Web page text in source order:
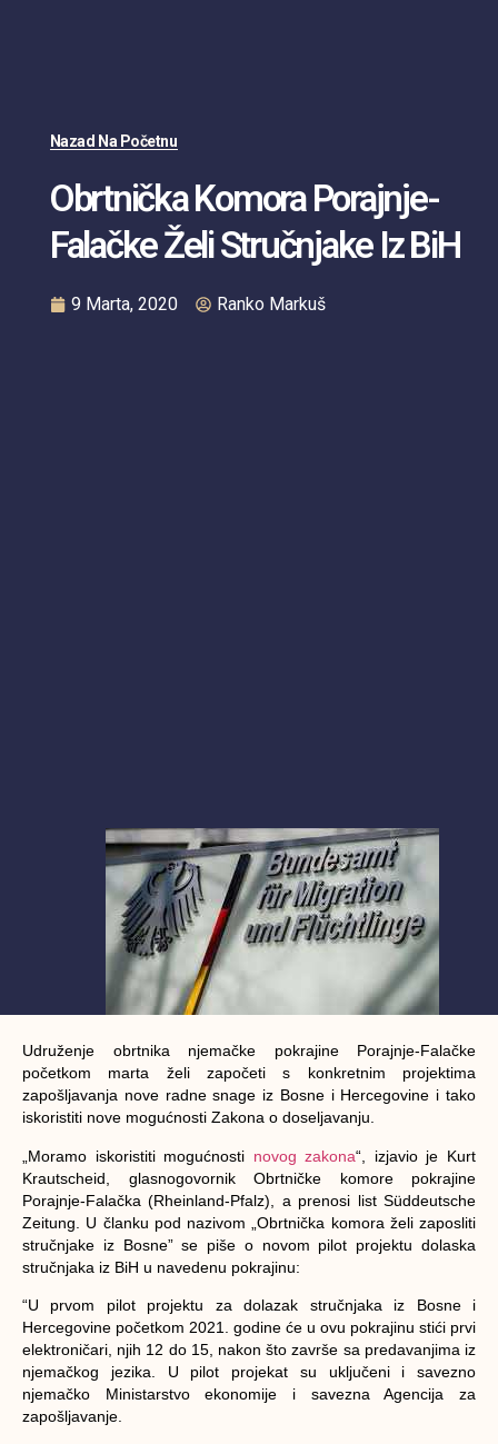
Nazad Na Početnu
Obrtnička Komora Porajnje-
Falačke Želi Stručnjake Iz BiH
9 Marta, 2020 Ranko Markuš
Udruženje obrtnika njemačke pokrajine Porajnje-Falačke
početkom marta želi započeti s konkretnim projektima
zapošljavanja nove radne snage iz Bosne i Hercegovine i tako
iskoristiti nove mogućnosti Zakona o doseljavanju.
„Moramo iskoristiti mogućnosti novog zakona“, izjavio je Kurt
Krautscheid, glasnogovornik Obrtničke komore pokrajine
Porajnje-Falačka (Rheinland-Pfalz), a prenosi list Süddeutsche
Zeitung. U članku pod nazivom „Obrtnička komora želi zaposliti
stručnjake iz Bosne” se piše o novom pilot projektu dolaska
stručnjaka iz BiH u navedenu pokrajinu:
“U prvom pilot projektu za dolazak stručnjaka iz Bosne i
Hercegovine početkom 2021. godine će u ovu pokrajinu stići prvi
elektroničari, njih 12 do 15, nakon što završe sa predavanjima iz
njemačkog jezika. U pilot projekat su uključeni i savezno
njemačko Ministarstvo ekonomije i savezna Agencija za
zapošljavanje.